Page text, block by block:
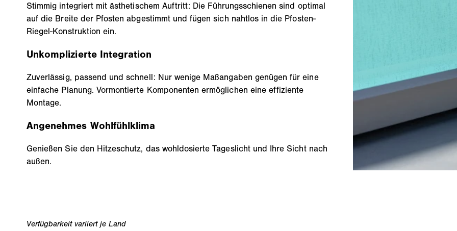
Stimmig integriert mit ästhetischem Auftritt: Die Führungsschienen sind optimal
auf die Breite der Pfosten abgestimmt und fügen sich nahtlos in die Pfosten-
Riegel-Konstruktion ein.
Unkomplizierte Integration
Zuverlässig, passend und schnell: Nur wenige Maßangaben genügen für eine
einfache Planung. Vormontierte Komponenten ermöglichen eine effiziente
Montage.
Angenehmes Wohlfühlklima
Genießen Sie den Hitzeschutz, das wohldosierte Tageslicht und Ihre Sicht nach
außen.